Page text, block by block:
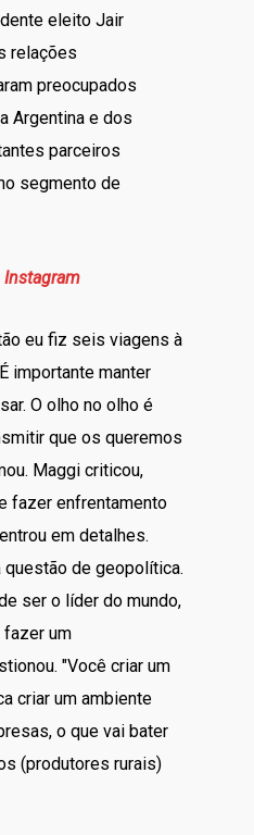
eleito Jair
relações
preocupados
Argentina e dos
parceiros
segmento de
Instagram
eu fiz seis viagens à
importante manter
O olho no olho é
que os queremos
Maggi criticou,
fazer enfrentamento
em detalhes.
de geopolítica.
ser o líder do mundo,
fazer um
"Você criar um
criar um ambiente
o que vai bater
(produtores rurais)